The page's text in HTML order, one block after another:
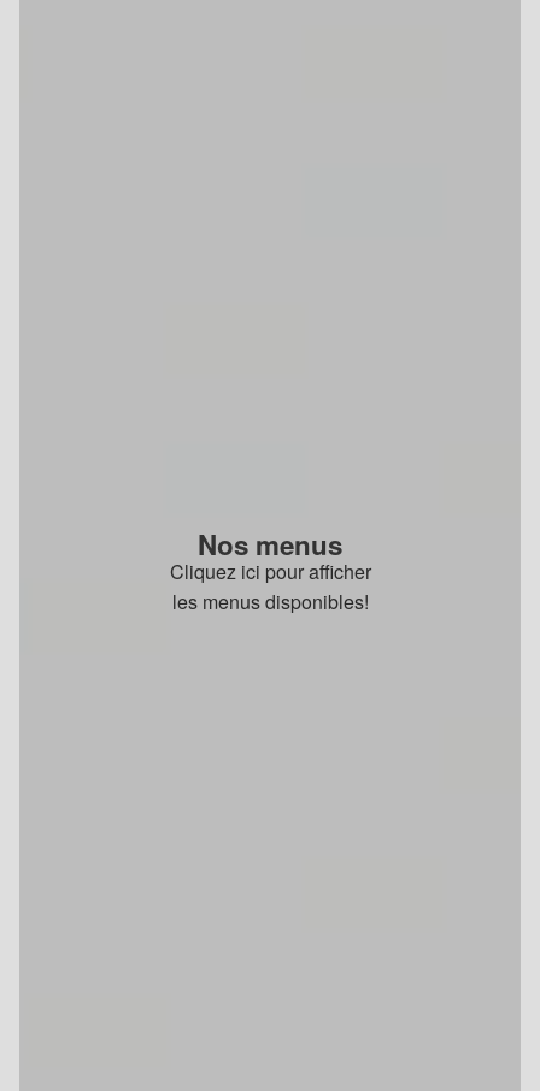
Nos menus
Cliquez ici pour afficher
les menus disponibles!